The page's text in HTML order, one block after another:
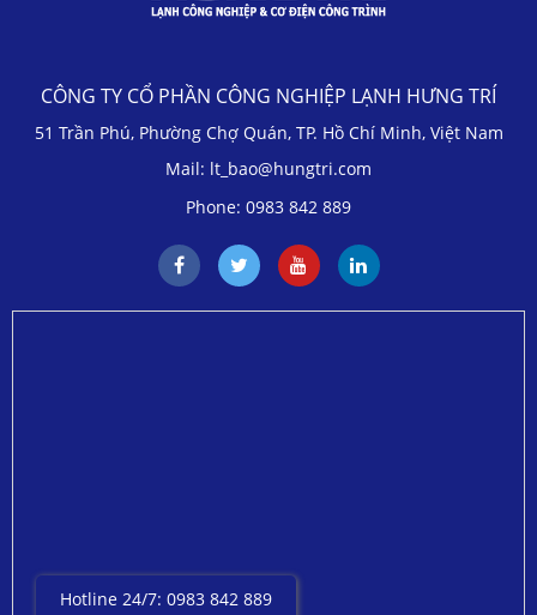
Hotline 24/7: 0983 842 889
CÔNG TY CỔ PHẦN CÔNG NGHIỆP LẠNH HƯNG TRÍ
51 Trần Phú, Phường Chợ Quán, TP. Hồ Chí Minh, Việt Nam
Mail: lt_bao@hungtri.com
Phone: 0983 842 889